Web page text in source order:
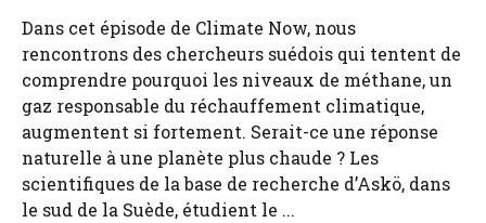
Dans cet épisode de Climate Now, nous
rencontrons des chercheurs suédois qui tentent de
comprendre pourquoi les niveaux de méthane, un
gaz responsable du réchauffement climatique,
augmentent si fortement. Serait-ce une réponse
naturelle à une planète plus chaude ? Les
scientifiques de la base de recherche d’Askö, dans
le sud de la Suède, étudient le ...